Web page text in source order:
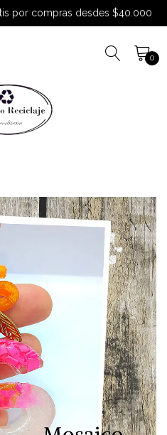
por compras desdes $40.000
0